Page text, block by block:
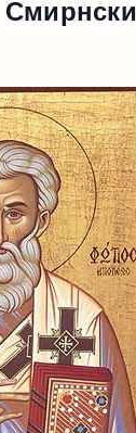
Смирнски